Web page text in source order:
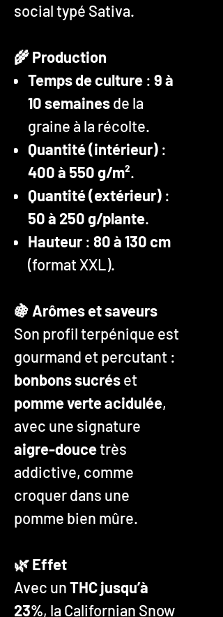
social typé Sativa.
🌾 Production
Temps de culture : 9 à
10 semainesde la
graine à la récolte.
Quantité (intérieur) :
400 à 550 g/m².
Quantité (extérieur) :
50 à 250 g/plante.
Hauteur : 80 à 130 cm
(format XXL).
🍇 Arômes et saveurs
Son profil terpénique est
gourmand et percutant :
bonbons sucréset
pomme verte acidulée,
avec une signature
aigre-doucetrès
addictive, comme
croquer dans une
pomme bien mûre.
🌿 Effet
Avec unTHC jusqu’à
23%, la Californian Snow